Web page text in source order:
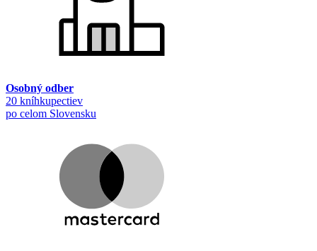
Osobný odber
20 kníhkupectiev
po celom Slovensku